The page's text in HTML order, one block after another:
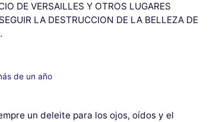
DE VERSAILLES Y OTROS LUGARES
LA DESTRUCCION DE LA BELLEZA DE
de un año
un deleite para los ojos, oídos y el